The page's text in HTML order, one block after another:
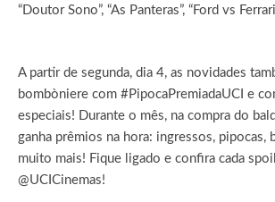
“Doutor Sono”, “As Panteras”, “Ford vs
A partir de segunda, dia 4, as novidades
bombòniere com #PipocaPremiadaUCI e
especiais! Durante o mês, na compra do
ganha prêmios na hora: ingressos, pipocas,
muito mais! Fique ligado e confira cada
@UCICinemas!